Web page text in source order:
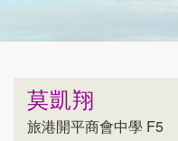
莫凱翔
旅港開平商會中學 F5